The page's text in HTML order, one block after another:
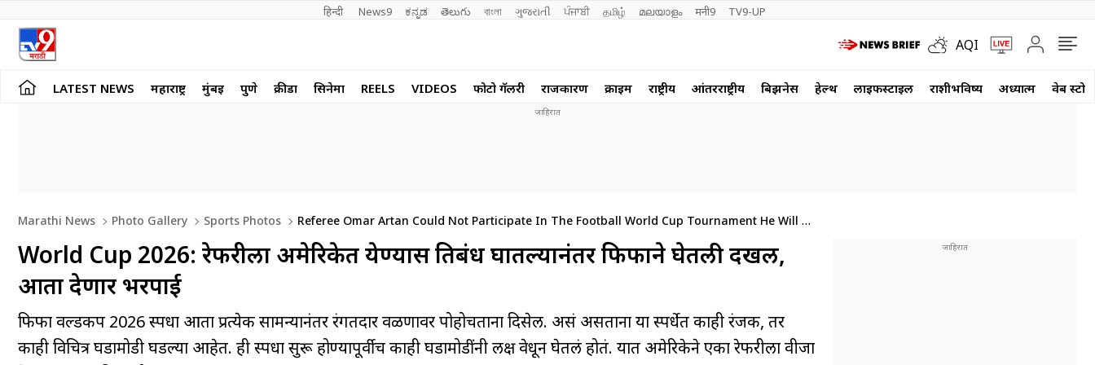
हिन्दी News9 ಕನ್ನಡ తెలుగు বাংলা ગુજરાતી ਪੰਜਾਬੀ தமிழ் മലയാളം मनी9 TV9-UP
AQI
LATEST NEWS महाराष्ट्र मुंबई पुणे क्रीडा सिनेमा REELS VIDEOS फोटो गॅलरी राजकारण क्राईम राष्ट्रीय आंतरराष्ट्रीय बिझनेस हेल्थ लाईफस्टाईल राशीभविष्य अध्यात्म वेब
Marathi News Photo Gallery Sports Photos
Referee Omar Artan Could Not Participate In The Football World Cup Tournament He Will Be
Paid His Full Remuneration By FIFA
World Cup 2026: रेफरीला अमेरिकेत येण्यास प्रतिबंध घातल्यानंतर फिफाने घेतली दखल,
आता देणार भरपाई
फिफा वर्ल्डकप 2026 स्पर्धा आता प्रत्येक सामन्यानंतर रंगतदार वळणावर पोहोचताना दिसेल. असं असताना या स्पर्धेत काही रंजक, तर
काही विचित्र घडामोडी घडल्या आहेत. ही स्पर्धा सुरू होण्यापूर्वीच काही घडामोडींनी लक्ष वेधून घेतलं होतं. यात अमेरिकेने एका रेफरीला वीजा